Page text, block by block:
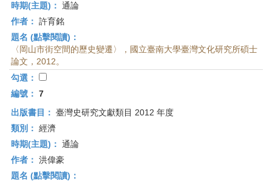
時期(主題)： 通論
作者： 許育銘
題名 (點擊閱讀)：
〈岡山市街空間的歷史變遷〉，國立臺南大學臺灣文化研究所碩士
論文，2012。
勾選：
編號： 7
出版書目： 臺灣史研究文獻類目 2012 年度
類別： 經濟
時期(主題)： 通論
作者： 洪偉豪
題名 (點擊閱讀)：